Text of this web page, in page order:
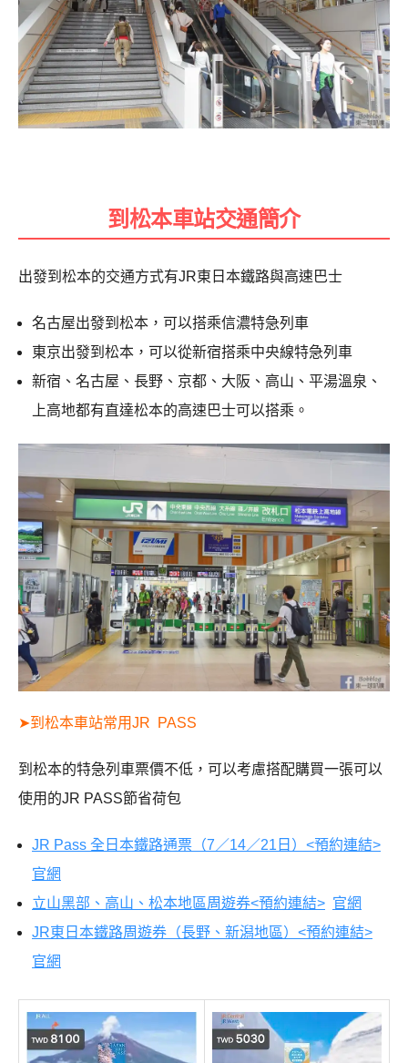
到松本車站交通簡介
出發到松本的交通方式有JR東日本鐵路與高速巴士
名古屋出發到松本，可以搭乘信濃特急列車
東京出發到松本，可以從新宿搭乘中央線特急列車
新宿、名古屋、長野、京都、大阪、高山、平湯溫泉、
上高地都有直達松本的高速巴士可以搭乘。
➤到松本車站常用JR PASS
到松本的特急列車票價不低，可以考慮搭配購買一張可以
使用的JR PASS節省荷包
JR Pass 全日本鐵路通票（7／14／21日）<預約連結>
官網
立山黑部、高山、松本地區周遊券<預約連結> 官網
JR東日本鐵路周遊券（長野、新潟地區）<預約連結>
官網